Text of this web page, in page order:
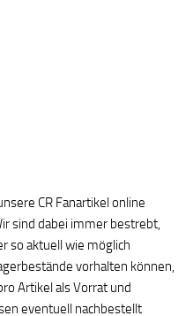
CR Fanartikel online
sind dabei immer bestrebt,
so aktuell wie möglich
vorhalten können,
Artikel als Vorrat und
eventuell nachbestellt